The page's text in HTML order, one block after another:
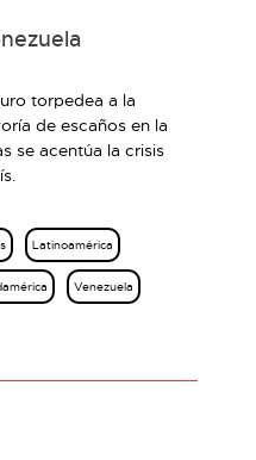
torpedea a la
de escaños en la
se acentúa la crisis
Latinoamérica
Venezuela